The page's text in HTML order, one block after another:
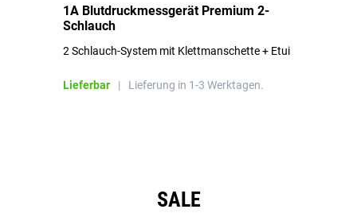
1A Blutdruckmessgerät Premium 2-
Schlauch
2 Schlauch-System mit Klettmanschette + Etui
Lieferbar | Lieferung in 1-3 Werktagen.
SALE